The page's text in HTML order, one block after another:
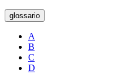
glossario
A
B
C
D